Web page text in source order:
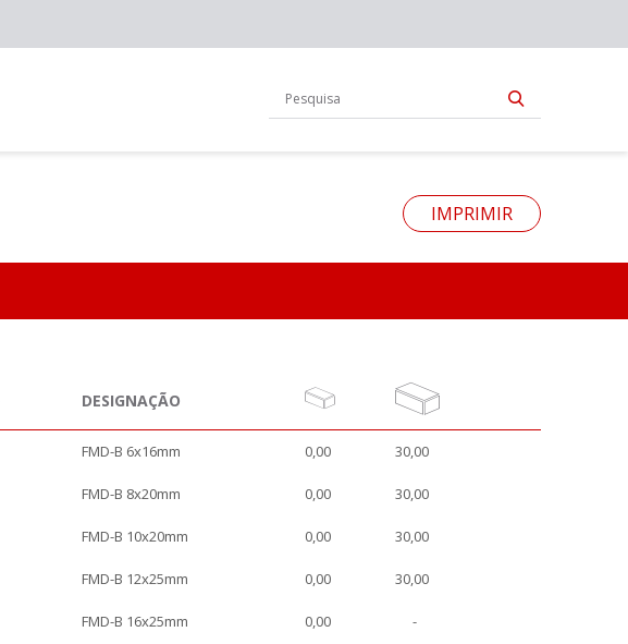
IMPRIMIR
DESIGNAÇÃO
FMD-B 6x16mm 0,00 30,00
FMD-B 8x20mm 0,00 30,00
FMD-B 10x20mm 0,00 30,00
FMD-B 12x25mm 0,00 30,00
FMD-B 16x25mm 0,00 -